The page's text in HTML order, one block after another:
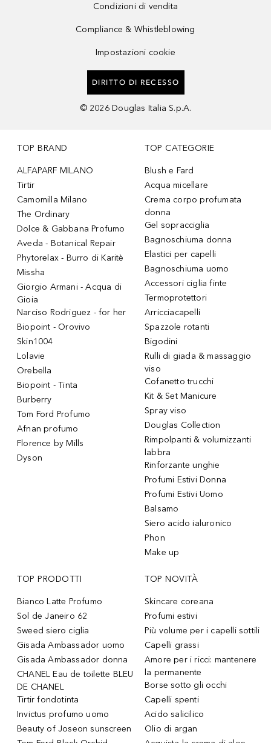
Condizioni di vendita
Compliance & Whistleblowing
Impostazioni cookie
DIRITTO DI RECESSO
© 2026 Douglas Italia S.p.A.
TOP BRAND
ALFAPARF MILANO
Tirtir
Camomilla Milano
The Ordinary
Dolce & Gabbana Profumo
Aveda - Botanical Repair
Phytorelax - Burro di Karitè
Missha
Giorgio Armani - Acqua di
Gioia
Narciso Rodriguez - for her
Biopoint - Orovivo
Skin1004
Lolavie
Orebella
Biopoint - Tinta
Burberry
Tom Ford Profumo
Afnan profumo
Florence by Mills
Dyson
TOP CATEGORIE
Blush e Fard
Acqua micellare
Crema corpo profumata
donna
Gel sopracciglia
Bagnoschiuma donna
Elastici per capelli
Bagnoschiuma uomo
Accessori ciglia finte
Termoprotettori
Arricciacapelli
Spazzole rotanti
Bigodini
Rulli di giada & massaggio
viso
Cofanetto trucchi
Kit & Set Manicure
Spray viso
Douglas Collection
Rimpolpanti & volumizzanti
labbra
Rinforzante unghie
Profumi Estivi Donna
Profumi Estivi Uomo
Balsamo
Siero acido ialuronico
Phon
Make up
TOP PRODOTTI
Bianco Latte Profumo
Sol de Janeiro 62
Sweed siero ciglia
Gisada Ambassador uomo
Gisada Ambassador donna
CHANEL Eau de toilette BLEU
DE CHANEL
Tirtir fondotinta
Invictus profumo uomo
Beauty of Joseon sunscreen
TOP NOVITÀ
Skincare coreana
Profumi estivi
Più volume per i capelli sottili
Capelli grassi
Amore per i ricci: mantenere
la permanente
Borse sotto gli occhi
Capelli spenti
Acido salicilico
Olio di argan